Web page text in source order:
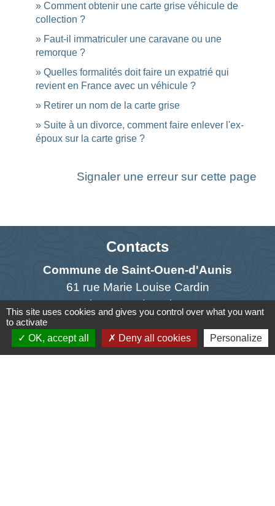
Comment obtenir une carte grise véhicule de
collection ?
Faut-il immatriculer une caravane ou une
remorque ?
Quelles formalités doit faire un expatrié qui
revient en France avec un véhicule ?
Retirer un nom de la carte grise
Suite à un divorce, comment faire enlever l'ex-
époux sur la carte grise ?
Signaler une erreur sur cette page
Contacts
Commune de Saint-Ouen-d'Aunis
61 rue Marie Louise Cardin
17230 Saint-Ouen-d'Aunis - FRANCE
Contact par formulaire
This site uses cookies and gives you control over what you want
to activate
OK, accept all
Deny all cookies Personalize